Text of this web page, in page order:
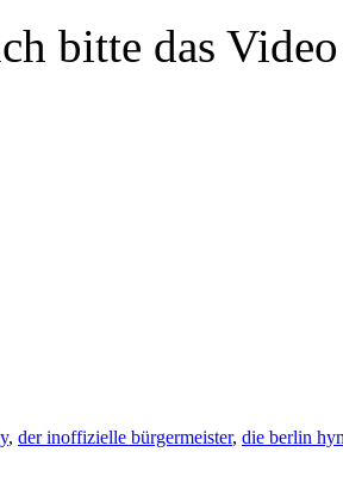
bitte das
, der inoffizielle bürgermeister, die berlin